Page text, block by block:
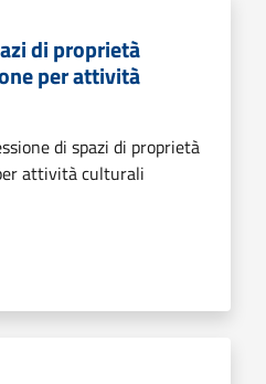
di proprietà
per attività
di spazi di proprietà
attività culturali